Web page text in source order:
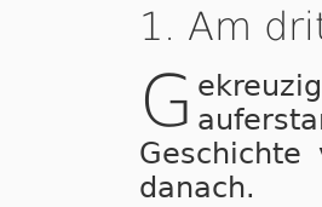
1. Am
G
Geschichte
danach.